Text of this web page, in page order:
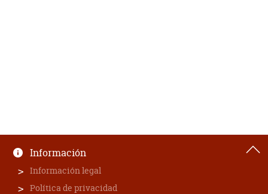
Información
Información legal
Política de privacidad